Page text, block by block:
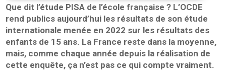
Que dit l’étude PISA de l’école française ? L’OCDE
rend publics aujourd’hui les résultats de son étude
internationale menée en 2022 sur les résultats des
enfants de 15 ans. La France reste dans la moyenne,
mais, comme chaque année depuis la réalisation de
cette enquête, ça n’est pas ce qui compte vraiment.